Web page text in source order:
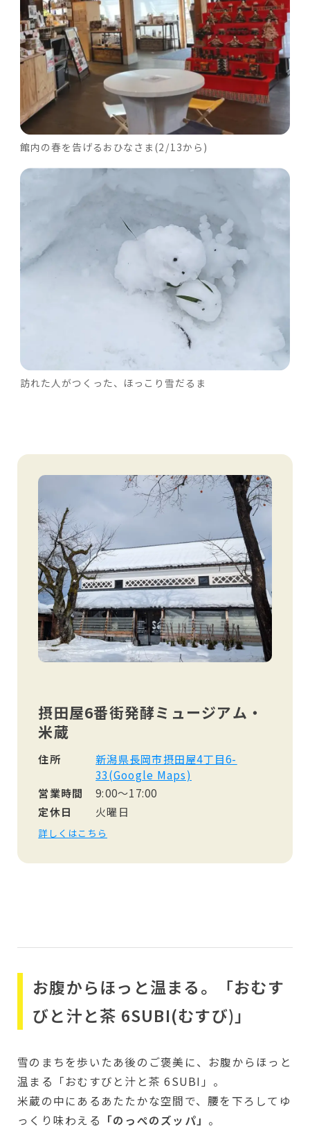
館内の春を告げるおひなさま(2/13から)
訪れた人がつくった、ほっこり雪だるま
摂田屋6番街発酵ミュージアム・
米蔵
住所
新潟県長岡市摂田屋4丁目6-
33(Google Maps)
営業時間
9:00～17:00
定休日
火曜日
詳しくはこちら
お腹からほっと温まる。「おむす
びと汁と茶 6SUBI(むすび)」
雪のまちを歩いたあ後のご褒美に、お腹からほっと
温まる「おむすびと汁と茶 6SUBI」。
米蔵の中にあるあたたかな空間で、腰を下ろしてゆ
っくり味わえる 「のっぺのズッパ」 。